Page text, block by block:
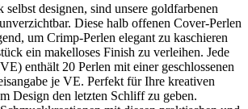
designen, sind unsere goldfarbenen
Diese halb offenen Cover-Perlen
um Crimp-Perlen elegant zu kaschieren
ein makelloses Finish zu verleihen. Jede
enthält 20 Perlen mit einer geschlossenen
je VE. Perfekt für Ihre kreativen
Design den letzten Schliff zu geben.